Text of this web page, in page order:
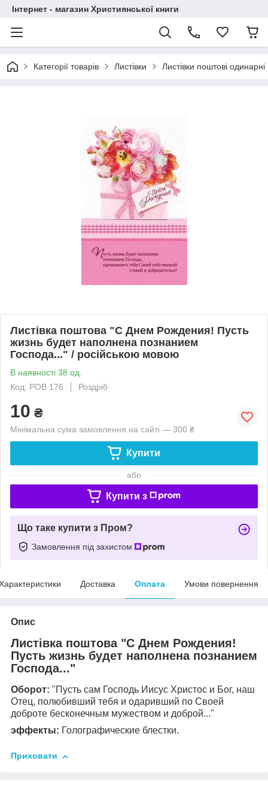
Інтернет - магазин Християнської книги
Категорії товарів Листівки Листівки поштові одинарні
Листівка поштова "С Днем Рождения! Пусть
жизнь будет наполнена познанием
Господа..." / російською мовою
В наявності 38 од.
Код: POB 176
Роздріб
10 ₴
Мінімальна сума замовлення на сайті — 300 ₴
Купити
або
Купити з
Що таке купити з Пром?
Замовлення під захистом
Доставка Оплата Умови повернення
Опис
Листівка поштова "С Днем Рождения!
Пусть жизнь будет наполнена познанием
Господа..."
Оборот: "Пусть сам Господь Иисус Христос и Бог, наш
Отец, полюбивший тебя и одаривший по Своей
доброте бесконечным мужеством и доброй..."
эффекты: Голографические блестки.
Приховати